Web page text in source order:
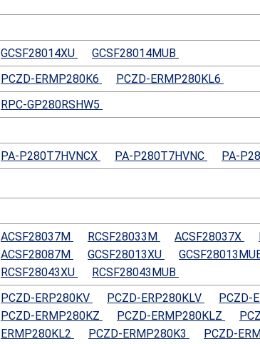
GCSF28014XU
GCSF28014MUB
PCZD-ERMP280K6
PCZD-ERMP280KL6
RPC-GP280RSHW5
PA-P280T7HVNCX PA-P280T7HVNC PA-
ACSF28037M RCSF28033M ACSF28037X
ACSF28087M
GCSF28013XU
RCSF28043XU
RCSF28043MUB
PCZD-ERP280KV PCZD-ERP280KLV
PCZD-
PCZD-ERMP280KZ
PCZD-ERMP280KLZ
ERMP280KL2
PCZD-ERMP280K3
PCZD-